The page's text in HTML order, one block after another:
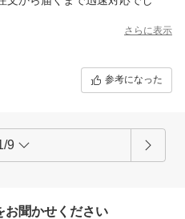
さらに表示
参考になった
9
お聞かせください